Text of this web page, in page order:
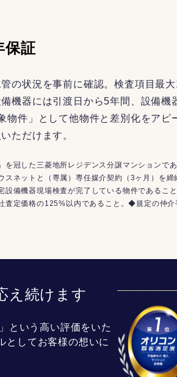
保証
の状況を事前に確認。検査項目最
機器には引渡日から5年間、設備
物件」として他物件と差別化をアピ
ただけます。
冠した三菱地所レジデンス分譲マンションで
ネットと（専属）専任媒介契約（3ヶ月）を
設備機器現場検査が完了している物件である
査定価格の125%以内であること。◆規定の仲介
え続けます
という高い評価をいた
としてお客様の想いに